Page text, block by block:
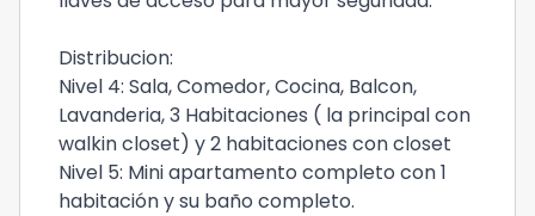
Distribucion:
Nivel 4: Sala, Comedor, Cocina, Balcon,
Lavanderia, 3 Habitaciones ( la principal con
walkin closet) y 2 habitaciones con closet
Nivel 5: Mini apartamento completo con 1
habitación y su baño completo.